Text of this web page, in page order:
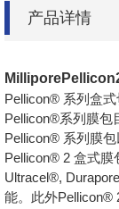
产品详情
Pellicon® 系列盒
Pellicon®系列膜包
Pellicon® 系列膜
Pellicon® 2 盒式膜
Ultracel®,
能。此外Pellicon®